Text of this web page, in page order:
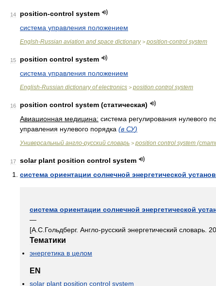
14 position-control system
система управления положением
Englsh-Russian aviation and space dictionary> position-control system
15 position control system
система управления положением
English-Russian dictionary of electronics > position control system
16 position control system (статическая)
Авиационная медицина: система регулирования нулевого
управления нулевого порядка (в СУ)
Универсальный англо-русский словарь > position control system (
17 solar plant position control system
система ориентации солнечной энергетической
система ориентации солнечной энергетической
—
[А С Гольдберг. Англо-русский энергетический словарь
Тематики
энергетика в целом
EN
solar plant position control system